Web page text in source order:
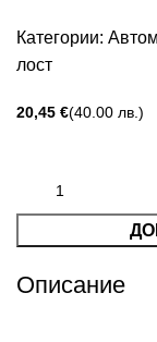
Категории:
лост
€
Описание